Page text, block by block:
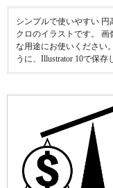
シンプルで使いやすい
クロのイラストです。 画
な用途にお使いください
うに、Illustrator 10で保存